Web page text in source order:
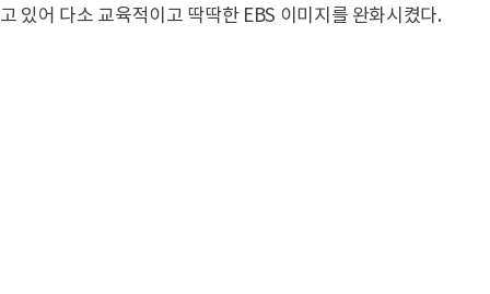
고 있어 다소 교육적이고 딱딱한 EBS 이미지를 완화시켰다.